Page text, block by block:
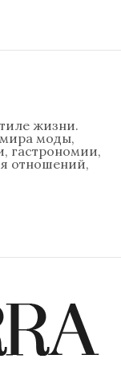
жизни.
моды,
гастрономии,
отношений,